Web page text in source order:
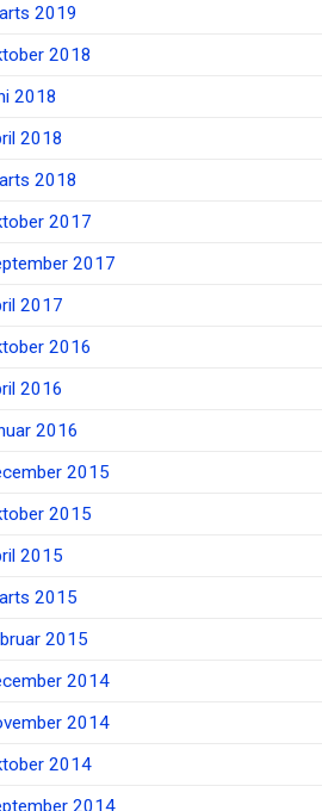
2019
2018
2018
2018
2018
2017
2017
2017
2016
2016
2016
2015
2015
2015
2015
2015
2014
2014
2014
2014